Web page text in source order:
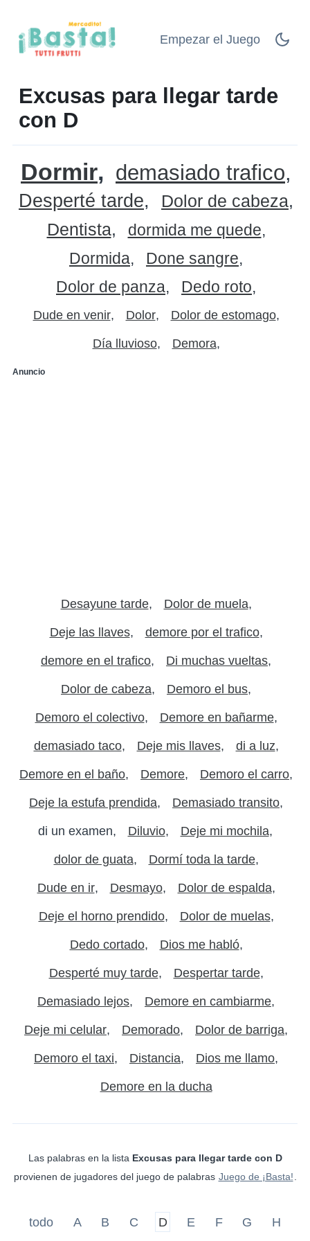
Empezar el Juego
Excusas para llegar tarde
con D
Dormir demasiado trafico
Desperté tarde
Dolor de cabeza
Dentista
dormida me quede
Dormida
Done sangre
Dolor de panza
Dedo roto
Dude en venir Dolor Dolor de estomago
Día lluvioso Demora
Anuncio
Desayune tarde Dolor de muela
Deje las llaves demore por el trafico
demore en el trafico Di muchas vueltas
Dolor de cabeza Demoro el bus
Demoro el colectivo Demore en bañarme
demasiado taco Deje mis llaves di a luz
Demore en el baño Demore Demoro el carro
Deje la estufa prendida Demasiado transito
di un examen Diluvio Deje mi mochila
dolor de guata Dormí toda la tarde
Dude en ir Desmayo Dolor de espalda
Deje el horno prendido Dolor de muelas
Dedo cortado Dios me habló
Desperté muy tarde Despertar tarde
Demasiado lejos Demore en cambiarme
Deje mi celular Demorado Dolor de barriga
Demoro el taxi Distancia Dios me llamo
Demore en la ducha
Las palabras en la lista Excusas para llegar tarde con D
provienen de jugadores del juego de palabras Juego de ¡Basta!
todo A B C D E F G H